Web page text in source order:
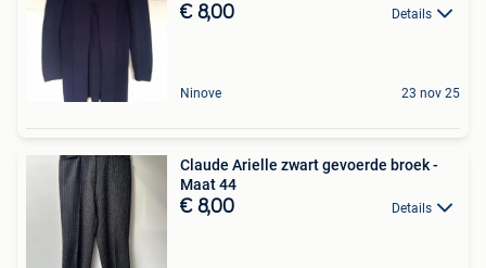
€ 8,00 Details
Ninove 23 nov 25
Claude Arielle zwart gevoerde broek -
Maat 44
€ 8,00 Details